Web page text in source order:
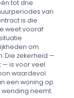
tot drie
van
is die
weet vooraf
om
Die zekerheid —
— is voor veel
waardevol.
een woning op
neemt.